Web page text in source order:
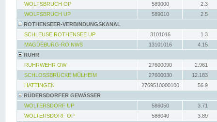
WOLFSBRUCH OP
589000
2.3
WOLFSBRUCH UP
589010
2.5
ROTHENSEER-VERBINDUNGSKANAL
SCHLEUSE ROTHENSEE UP
3101016
1.3
MAGDEBURG-RO NWS
13101016
4.15
RUHR
RUHRWEHR OW
27600090
2.961
SCHLOSSBRÜCKE MÜLHEIM
27600030
12.183
HATTINGEN
2769510000100
56.9
RÜDERSDORFER GEWÄSSER
WOLTERSDORF UP
586050
3.71
WOLTERSDORF OP
586040
3.89